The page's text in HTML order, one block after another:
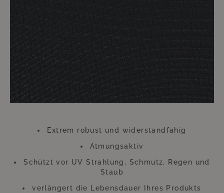
Handumdrehen erledigt. Der dadurch zu erzielende Nutzen hält ungleich
länger an. Die Überwürfe trotzen zu heftiger Einstrahlung von Sonne und
anderen ungünstigen Wetterverhältnissen. Gerade an diesem Zubehör
sollten Sie also keinesfalls sparen. Diese kleine Investition wird sich
Hundertfach auszahlen, so dass Sie sich lange Zeit an Ihren wie neu
aussehenden Möbeln werden erfreuen können.
Bitte beachten Sie, dass sich die Überzüge aufgrund der UV-Strahlung
farblich verändern können. Dies beeinträchtigt jedoch weder die
Funktion, noch die Langlebigkeit des Überzugs. Der Überzug besteht aus
Polyester.
Extrem robust und widerstandfähig
Atmungsaktiv
Schützt vor UV Strahlung, Schmutz, Regen und
Staub
verlängert die Lebensdauer Ihres Produkts